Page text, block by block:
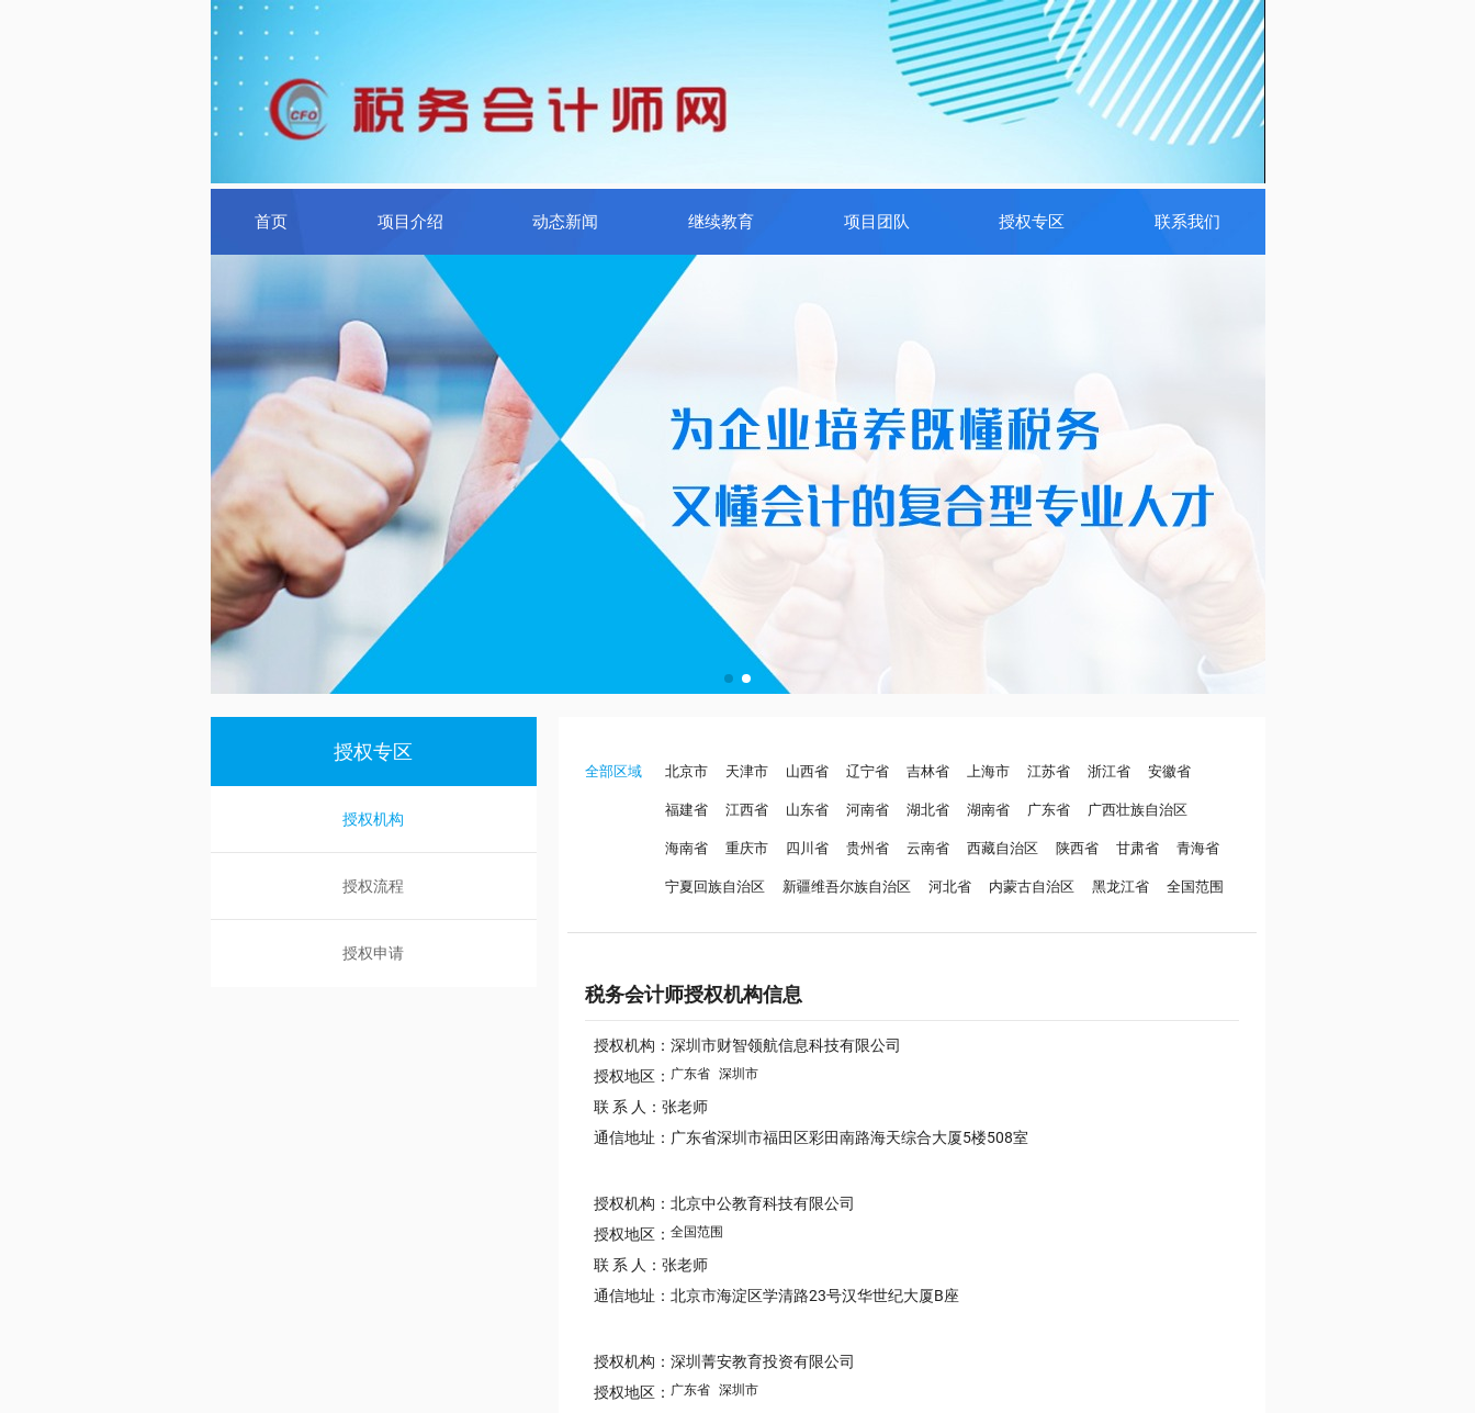
首页 项目介绍 动态新闻 继续教育 项目团队 授权专区 联系我们
授权专区
授权机构
授权流程
授权申请
全部区域 北京市 天津市 山西省 辽宁省 吉林省 上海市 江苏省 浙江省 安徽省
福建省 江西省 山东省 河南省 湖北省 湖南省 广东省 广西壮族自治区
海南省 重庆市 四川省 贵州省 云南省 西藏自治区 陕西省 甘肃省 青海省
宁夏回族自治区 新疆维吾尔族自治区 河北省 内蒙古自治区 黑龙江省 全国范围
税务会计师授权机构信息
授权机构：深圳市财智领航信息科技有限公司
授权地区： 广东省 深圳市
联 系 人：张老师
通信地址：广东省深圳市福田区彩田南路海天综合大厦5楼508室
授权机构：北京中公教育科技有限公司
授权地区： 全国范围
联 系 人：张老师
通信地址：北京市海淀区学清路23号汉华世纪大厦B座
授权机构：深圳菁安教育投资有限公司
授权地区： 广东省 深圳市